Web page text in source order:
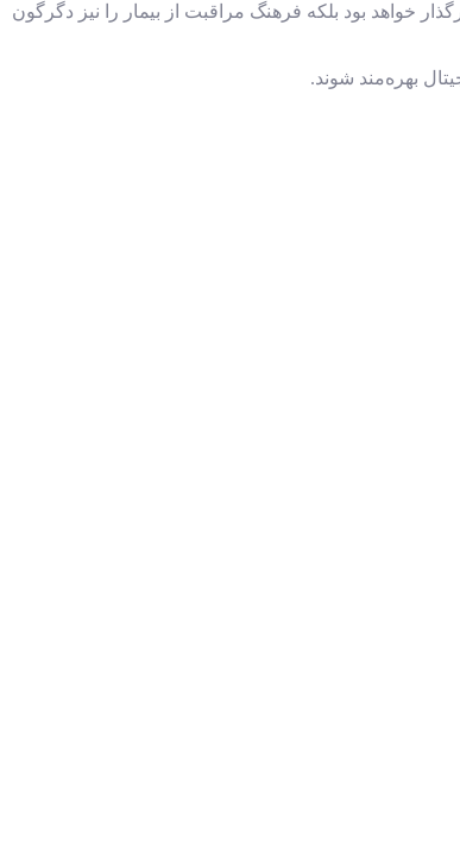
خواهد بود بلکه فرهنگ مراقبت از بیمار را نیز دگرگون
بهره‌مند شوند.